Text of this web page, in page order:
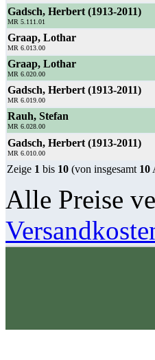
Gadsch, Herbert (1913-2011)
MR 5.111.01
Graap, Lothar
MR 6.013.00
Graap, Lothar
MR 6.020.00
Gadsch, Herbert (1913-2011)
MR 6.019.00
Rauh, Stefan
MR 6.028.00
Gadsch, Herbert (1913-2011)
MR 6.010.00
Zeige 1 bis 10 (von insgesamt 10
Alle Preise